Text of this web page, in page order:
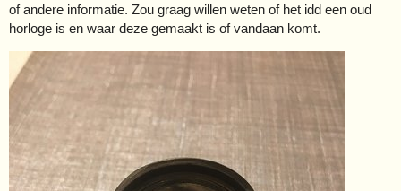
of andere informatie. Zou graag willen weten of het idd een oud
horloge is en waar deze gemaakt is of vandaan komt.